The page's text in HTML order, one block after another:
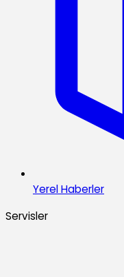
Yerel Haberler
Servisler